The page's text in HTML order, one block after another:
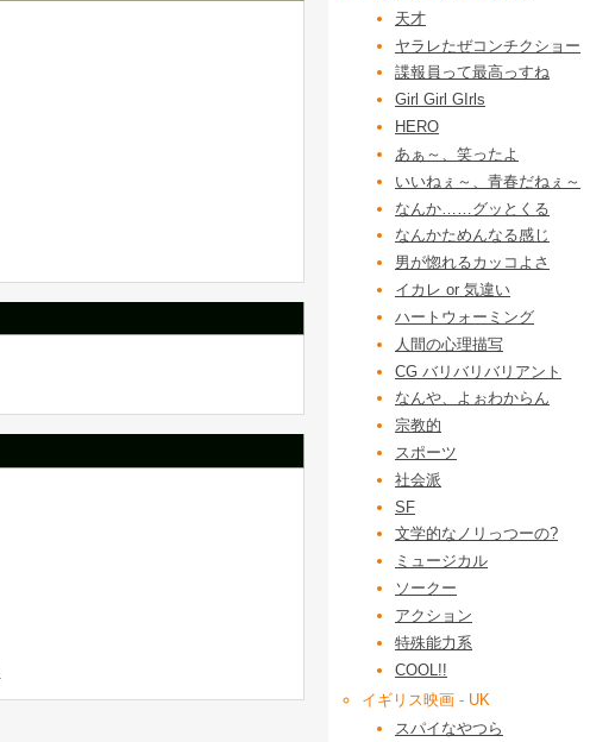
天才
ヤラレたぜコンチクショー
諜報員って最高っすね
Girl Girl GIrls
HERO
あぁ～、笑ったよ
いいねぇ～、青春だねぇ～
なんか……グッとくる
なんかためんなる感じ
男が惚れるカッコよさ
イカレ or 気違い
ハートウォーミング
人間の心理描写
CG バリバリバリアント
なんや、よぉわからん
宗教的
スポーツ
社会派
SF
文学的なノリっつーの?
ミュージカル
ソークー
アクション
特殊能力系
COOL!!
イギリス映画 - UK
スパイなやつら